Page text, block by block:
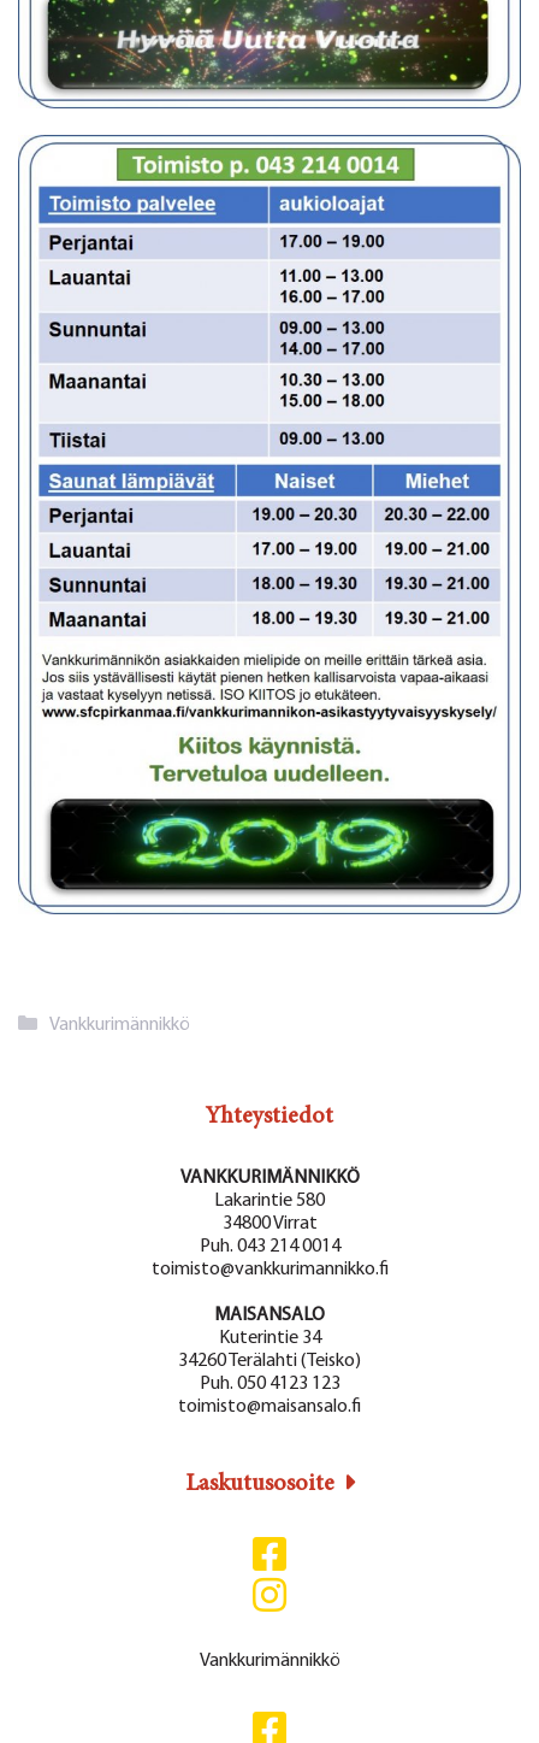
Kategoriat
Vankkurimännikkö
Yhteystiedot
VANKKURIMÄNNIKKÖ
Lakarintie 580
34800 Virrat
Puh. 043 214 0014
toimisto@vankkurimannikko.fi
MAISANSALO
Kuterintie 34
34260 Terälahti (Teisko)
Puh. 050 4123 123
toimisto@maisansalo.fi
Laskutusosoite
Vankkurimännikkö